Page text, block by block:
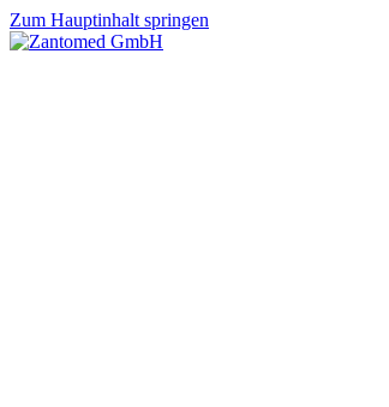
Zum Hauptinhalt springen